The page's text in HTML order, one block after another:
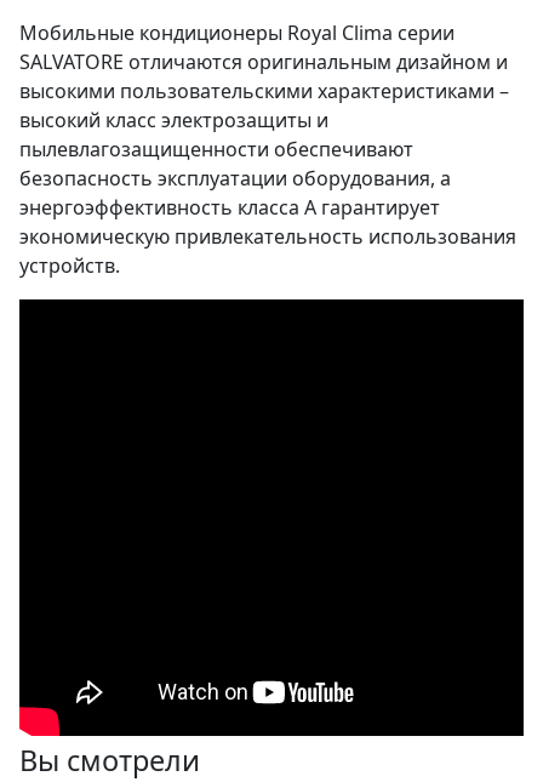
Мобильные кондиционеры Royal Clima серии
SALVATORE отличаются оригинальным дизайном и
высокими пользовательскими характеристиками –
высокий класс электрозащиты и
пылевлагозащищенности обеспечивают
безопасность эксплуатации оборудования, а
энергоэффективность класса А гарантирует
экономическую привлекательность использования
устройств.
Вы смотрели